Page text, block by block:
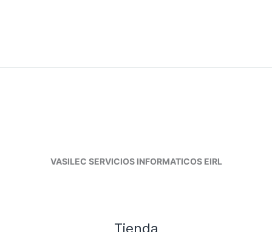
VASILEC SERVICIOS INFORMATICOS EIRL
Tienda